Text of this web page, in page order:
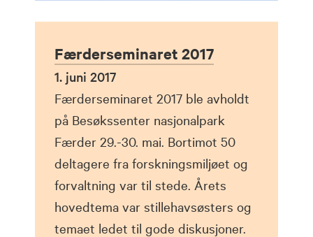
Færderseminaret 2017
1. juni 2017
Færderseminaret 2017 ble avholdt
på Besøkssenter nasjonalpark
Færder 29.-30. mai. Bortimot 50
deltagere fra forskningsmiljøet og
forvaltning var til stede. Årets
hovedtema var stillehavsøsters og
temaet ledet til gode diskusjoner.